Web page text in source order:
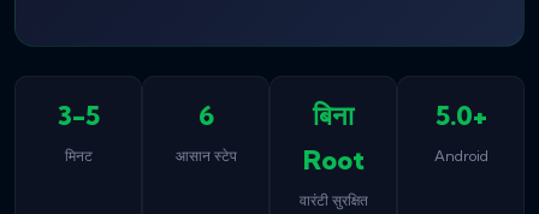
3-5
मिनट
6
आसान स्टेप
बिना
Root
वारंटी सुरक्षित
5.0+
Android